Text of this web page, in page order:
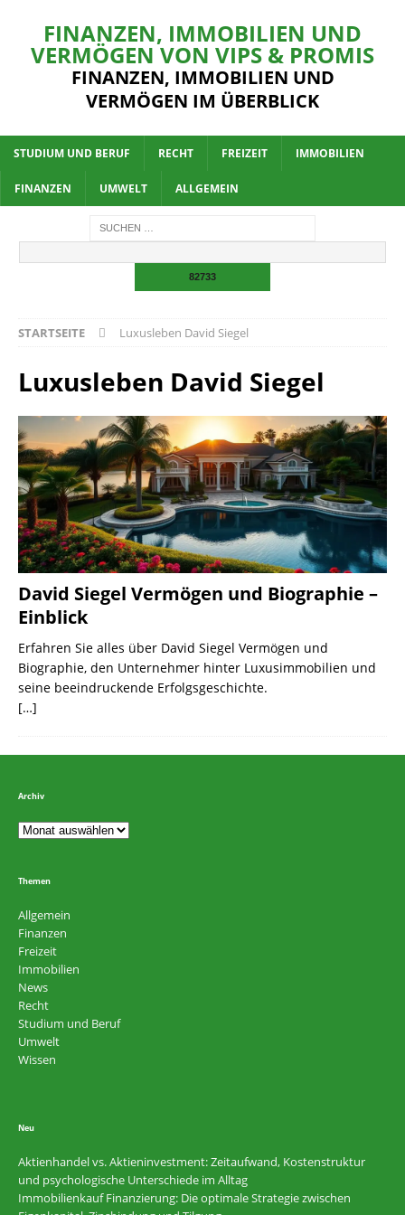
FINANZEN, IMMOBILIEN UND
VERMÖGEN VON VIPS & PROMIS
FINANZEN, IMMOBILIEN UND
VERMÖGEN IM ÜBERBLICK
STUDIUM UND BERUF RECHT FREIZEIT IMMOBILIEN
FINANZEN UMWELT ALLGEMEIN
STARTSEITE Luxusleben David Siegel
Luxusleben David Siegel
David Siegel Vermögen und Biographie –
Einblick
Erfahren Sie alles über David Siegel Vermögen und
Biographie, den Unternehmer hinter Luxusimmobilien und
seine beeindruckende Erfolgsgeschichte.
[…]
Archiv
Themen
Allgemein
Finanzen
Freizeit
Immobilien
News
Recht
Studium und Beruf
Umwelt
Wissen
Neu
Aktienhandel vs. Aktieninvestment: Zeitaufwand, Kostenstruktur
und psychologische Unterschiede im Alltag
Immobilienkauf Finanzierung: Die optimale Strategie zwischen